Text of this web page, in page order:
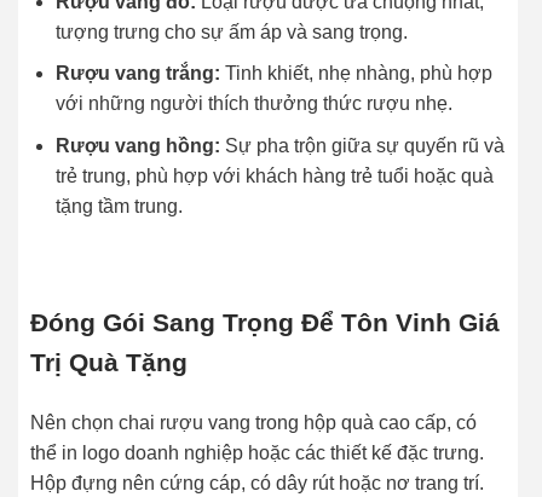
tượng trưng cho sự ấm áp và sang trọng.
Rượu vang trắng: Tinh khiết, nhẹ nhàng, phù hợp
với những người thích thưởng thức rượu nhẹ.
Rượu vang hồng: Sự pha trộn giữa sự quyến rũ và
trẻ trung, phù hợp với khách hàng trẻ tuổi hoặc quà
tặng tầm trung.
Đóng Gói Sang Trọng Để Tôn Vinh Giá
Trị Quà Tặng
Nên chọn chai rượu vang trong hộp quà cao cấp, có
thể in logo doanh nghiệp hoặc các thiết kế đặc trưng.
Hộp đựng nên cứng cáp, có dây rút hoặc nơ trang trí.